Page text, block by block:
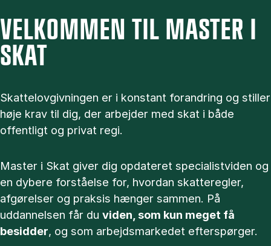
VELKOMMEN TIL MASTER I
SKAT
Skattelovgivningen er i konstant forandring og stiller
høje krav til dig, der arbejder med skat i både
offentligt og privat regi.
Master i Skat giver dig opdateret specialistviden og
en dybere forståelse for, hvordan skatteregler,
afgørelser og praksis hænger sammen. På
uddannelsen får du viden, som kun meget få
besidder, og som arbejdsmarkedet efterspørger.